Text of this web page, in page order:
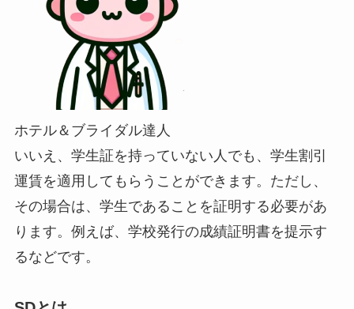
ホテル＆ブライダル達人
いいえ、学生証を持っていない人でも、学生割引
運賃を適用してもらうことができます。ただし、
その場合は、学生であることを証明する必要があ
ります。例えば、学校発行の成績証明書を提示す
るなどです。